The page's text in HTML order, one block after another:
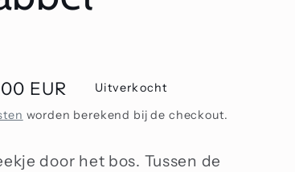
EUR
Uitverkocht
worden berekend bij de checkout.
door het bos. Tussen de